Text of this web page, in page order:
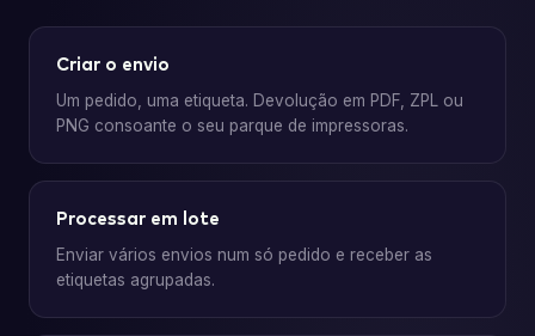
Criar o envio
Um pedido, uma etiqueta. Devolução em PDF, ZPL ou
PNG consoante o seu parque de impressoras.
Processar em lote
Enviar vários envios num só pedido e receber as
etiquetas agrupadas.